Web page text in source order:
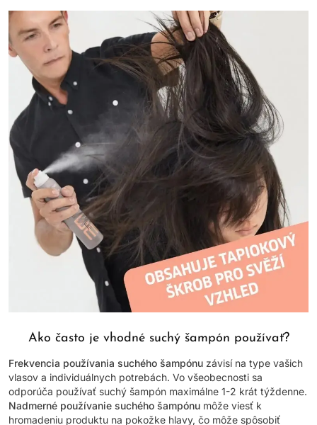
Ako často je vhodné suchý šampón používať?
Frekvencia používania suchého šampónu závisí na type vašich
vlasov a individuálnych potrebách. Vo všeobecnosti sa
odporúča používať suchý šampón maximálne 1-2 krát týždenne.
Nadmerné používanie suchého šampónu môže viesť k
hromadeniu produktu na pokožke hlavy, čo môže spôsobiť